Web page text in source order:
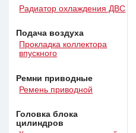
Радиатор охлаждения ДВС
Подача воздуха
Прокладка коллектора
впускного
Ремни приводные
Ремень приводной
Головка блока
цилиндров